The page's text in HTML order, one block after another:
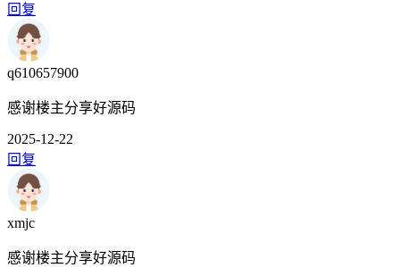
回复
q610657900
感谢楼主分享好源码
2025-12-22
回复
xmjc
感谢楼主分享好源码